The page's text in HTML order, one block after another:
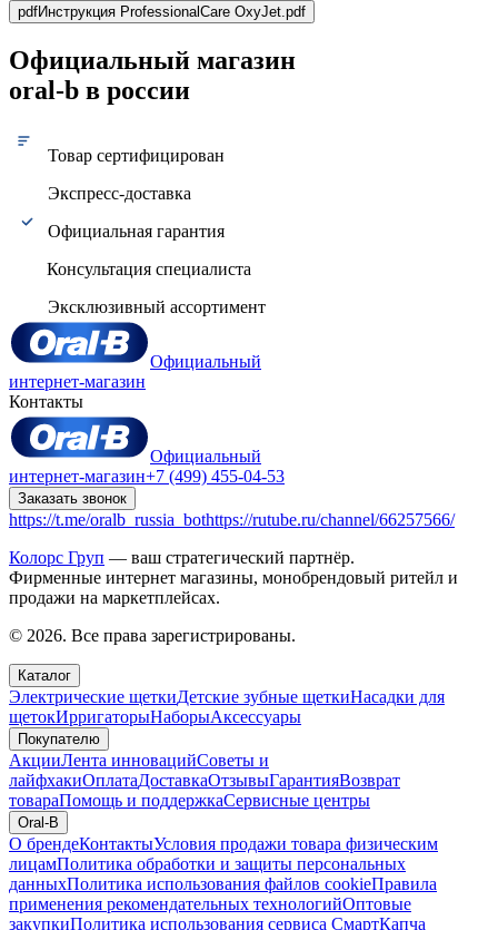
pdfИнструкция ProfessionalCare OxyJet.pdf
Официальный магазин
oral-b в россии
Товар сертифицирован
Экспресс-доставка
Официальная гарантия
Консультация специалиста
Эксклюзивный ассортимент
Официальный
интернет-магазин
Контакты
Официальный
интернет-магазин+7 (499) 455-04-53
Заказать звонок
https://t.me/oralb_russia_bothttps://rutube.ru/channel/66257566/
Колорс Груп — ваш стратегический партнёр.
Фирменные интернет магазины, монобрендовый ритейл и
продажи на маркетплейсах.
© 2026. Все права зарегистрированы.
Каталог
Электрические щеткиДетские зубные щеткиНасадки для
щетокИрригаторыНаборыАксессуары
Покупателю
АкцииЛента инновацийСоветы и
лайфхакиОплатаДоставкаОтзывыГарантияВозврат
товараПомощь и поддержкаСервисные центры
Oral-B
О брендеКонтактыУсловия продажи товара физическим
лицамПолитика обработки и защиты персональных
данныхПолитика использования файлов cookieПравила
применения рекомендательных технологийОптовые
закупкиПолитика использования сервиса СмартКапча